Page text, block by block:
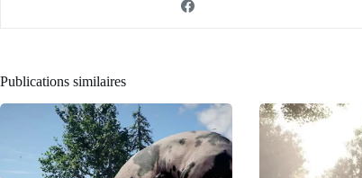
Publications similaires